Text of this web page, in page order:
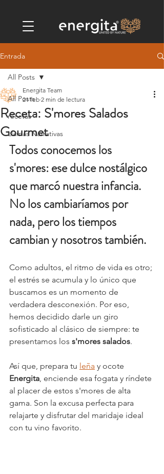
Entrada
All Posts
recetas
Llamas Narrativas
All Posts
Receta: S'mores Salados
Gourmet
Energita Team
21 feb 2 min de lectura
Todos conocemos los
s'mores: ese dulce nostálgico
que marcó nuestra infancia.
No los cambiaríamos por
nada, pero los tiempos
cambian y nosotros también.
Como adultos, el ritmo de vida es otro;
el estrés se acumula y lo único que
buscamos es un momento de
verdadera desconexión. Por eso,
hemos decidido darle un giro
sofisticado al clásico de siempre: te
presentamos los s'mores salados.
Así que, prepara tu leña y ocote
Energita, enciende esa fogata y ríndete
al placer de estos s'mores de alta
gama. Son la excusa perfecta para
relajarte y disfrutar del maridaje ideal
con tu vino favorito.